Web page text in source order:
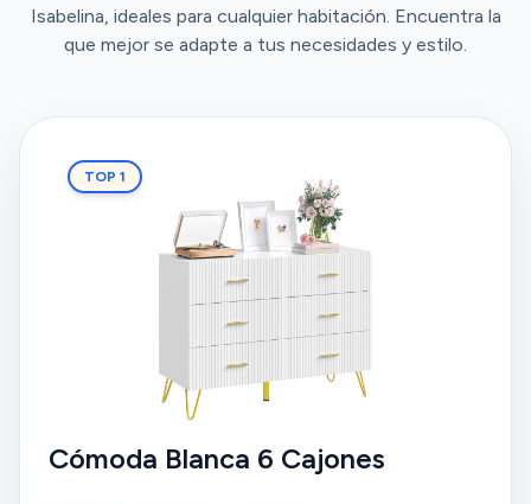
Isabelina, ideales para cualquier habitación. Encuentra la
que mejor se adapte a tus necesidades y estilo.
TOP 1
Cómoda Blanca 6 Cajones